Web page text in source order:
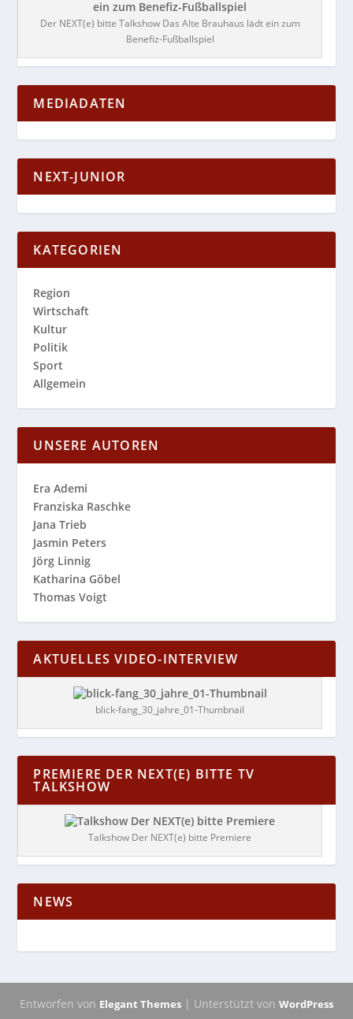
Der NEXT(e) bitte Talkshow Das Alte Brauhaus lädt ein zum
Benefiz-Fußballspiel
MEDIADATEN
NEXT-JUNIOR
KATEGORIEN
Region
Wirtschaft
Kultur
Politik
Sport
Allgemein
UNSERE AUTOREN
Era Ademi
Franziska Raschke
Jana Trieb
Jasmin Peters
Jörg Linnig
Katharina Göbel
Thomas Voigt
AKTUELLES VIDEO-INTERVIEW
blick-fang_30_jahre_01-Thumbnail
PREMIERE DER NEXT(E) BITTE TV
TALKSHOW
Talkshow Der NEXT(e) bitte Premiere
NEWS
Entworfen von Elegant Themes | Unterstützt von WordPress